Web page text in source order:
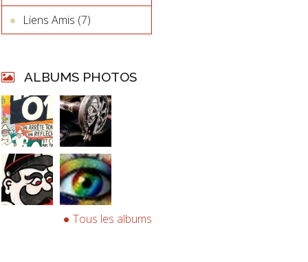
Liens Amis (7)
ALBUMS PHOTOS
Tous les albums